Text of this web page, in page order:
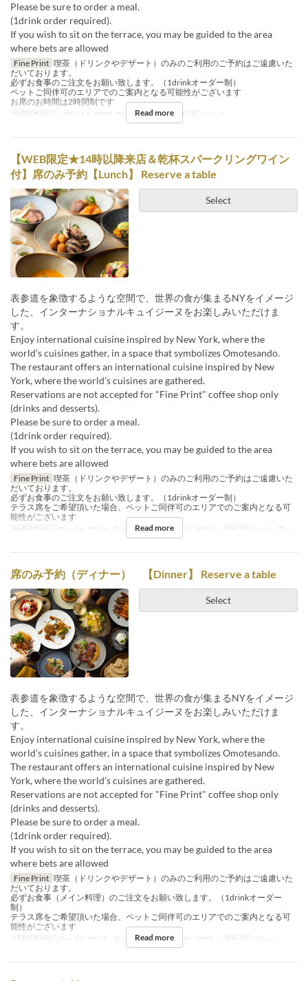
Please be sure to order a meal.
(1drink order required).
If you wish to sit on the terrace, you may be guided to the area
where bets are allowed
Fine Print 喫茶（ドリンクやデザート）のみのご利用のご予約はご遠慮いた
だいております。
必ずお食事のご注文をお願い致します。（1drinkオーダー制）
ペットご同伴可のエリアでのご案内となる可能性がございます
お席のお時間は2時間制です
Valid Dates
~ Dec 18, 2025, Dec 26, 2025 ~ Meals Lunch
Read more
【WEB限定★14時以降来店＆乾杯スパークリングワイン
付】席のみ予約【Lunch】 Reserve a table
Select
表参道を象徴するような空間で、世界の食が集まるNYをイメージ
した、インターナショナルキュイジーヌをお楽しみいただけま
す。
Enjoy international cuisine inspired by New York, where the
world's cuisines gather, in a space that symbolizes Omotesando.
The restaurant offers an international cuisine inspired by New
York, where the world's cuisines are gathered.
Reservations are not accepted for "Fine Print" coffee shop only
(drinks and desserts).
Please be sure to order a meal.
(1drink order required).
If you wish to sit on the terrace, you may be guided to the area
where bets are allowed
Fine Print 喫茶（ドリンクやデザート）のみのご利用のご予約はご遠慮いた
だいております。
必ずお食事のご注文をお願い致します。（1drinkオーダー制）
テラス席をご希望頂いた場合、ペットご同伴可のエリアでのご案内となる可
能性がございます
Valid Dates
Dec 26, 2024 ~ Dec 18, 2025, Dec 26, 2025 ~ Meals Lunch, Tea
Read more
席のみ予約（ディナー） 【Dinner】 Reserve a table
Select
表参道を象徴するような空間で、世界の食が集まるNYをイメージ
した、インターナショナルキュイジーヌをお楽しみいただけま
す。
Enjoy international cuisine inspired by New York, where the
world's cuisines gather, in a space that symbolizes Omotesando.
The restaurant offers an international cuisine inspired by New
York, where the world's cuisines are gathered.
Reservations are not accepted for "Fine Print" coffee shop only
(drinks and desserts).
Please be sure to order a meal.
(1drink order required).
If you wish to sit on the terrace, you may be guided to the area
where bets are allowed
Fine Print 喫茶（ドリンクやデザート）のみのご利用のご予約はご遠慮いた
だいております。
必ずお食事（メイン料理）のご注文をお願い致します。（1drinkオーダー
制）
テラス席をご希望頂いた場合、ペットご同伴可のエリアでのご案内となる可
能性がございます
Valid Dates
Dec 26, 2024 ~ Dec 18, 2025, Dec 26, 2025 ~ Meals Dinner
Read more